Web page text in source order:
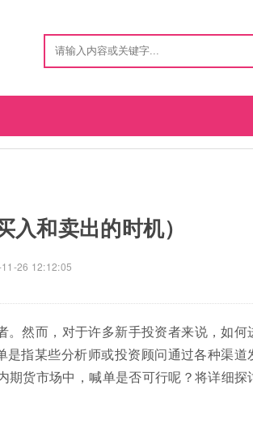
和卖出的时机）
26 12:12:05
然而，对于许多新手投资者来说，如何
是指某些分析师或投资顾问通过各种渠道
期货市场中，喊单是否可行呢？将详细探